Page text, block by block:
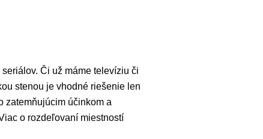
Či už máme televíziu či
stenou je vhodné riešenie len
zatemňujúcim účinkom a
o rozdeľovaní miestností